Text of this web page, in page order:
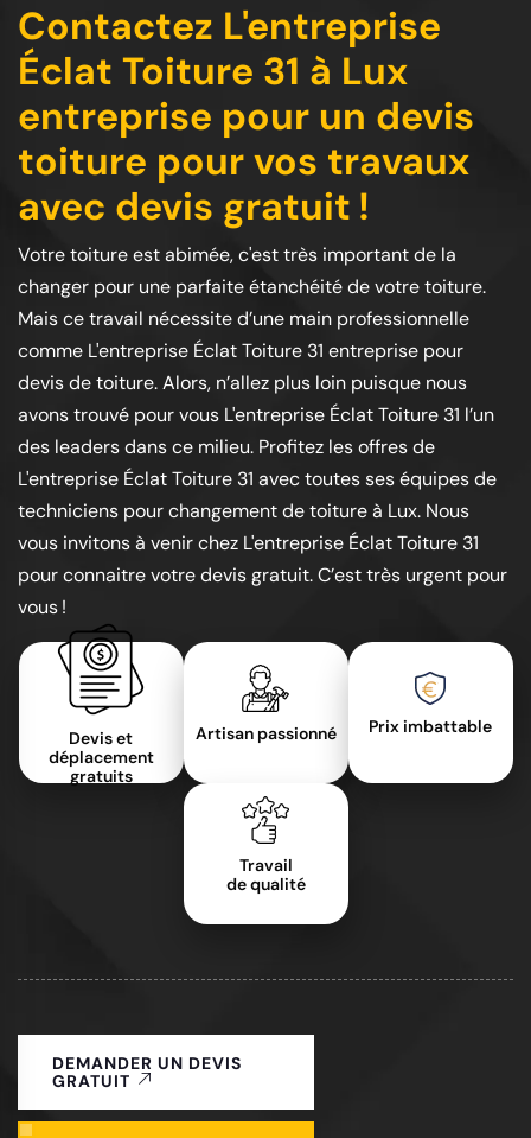
Contactez L'entreprise
Éclat Toiture 31 à Lux
entreprise pour un devis
toiture pour vos travaux
avec devis gratuit !
Votre toiture est abimée, c'est très important de la
changer pour une parfaite étanchéité de votre toiture.
Mais ce travail nécessite d’une main professionnelle
comme L'entreprise Éclat Toiture 31 entreprise pour
devis de toiture. Alors, n’allez plus loin puisque nous
avons trouvé pour vous L'entreprise Éclat Toiture 31 l’un
des leaders dans ce milieu. Profitez les offres de
L'entreprise Éclat Toiture 31 avec toutes ses équipes de
techniciens pour changement de toiture à Lux. Nous
vous invitons à venir chez L'entreprise Éclat Toiture 31
pour connaitre votre devis gratuit. C’est très urgent pour
vous !
Devis et
déplacement
gratuits
Artisan passionné Prix imbattable
Travail
de qualité
DEMANDER UN DEVIS
GRATUIT